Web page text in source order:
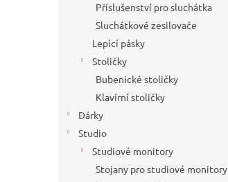
Příslušenství pro sluchátka
Sluchátkové zesilovače
Lepící pásky
Stoličky
Bubenické stoličky
Klavírní stoličky
Dárky
Studio
Studiové monitory
Stojany pro studiové monitory